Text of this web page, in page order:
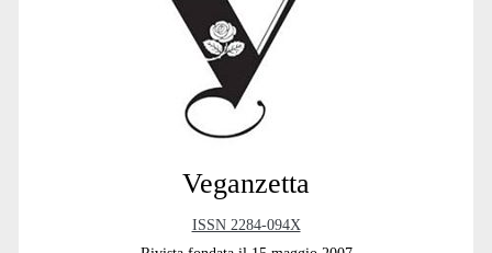
Veganzetta
ISSN 2284-094X